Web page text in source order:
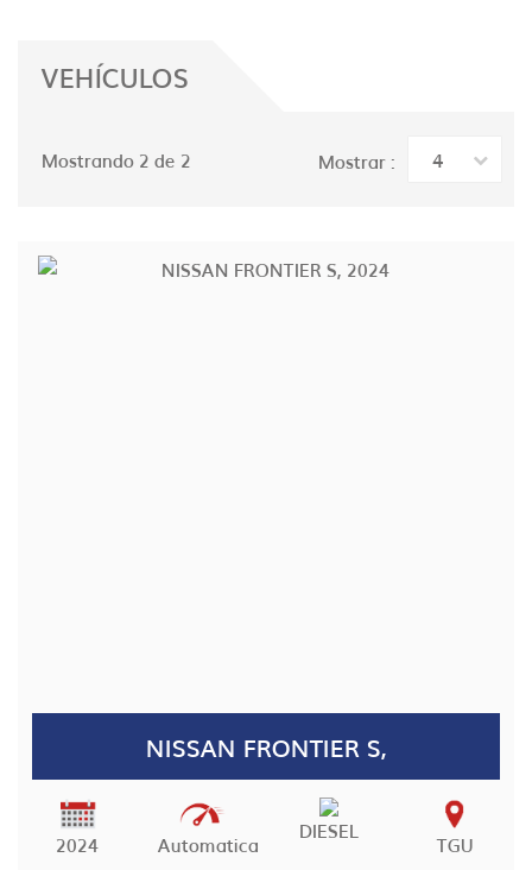
VEHÍCULOS
Mostrando 2 de 2 Mostrar : 4
NISSAN FRONTIER S,
2024 Automatica
DIESEL
TGU